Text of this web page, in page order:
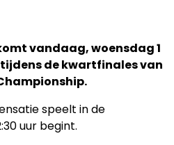
vandaag, woensdag 1
de kwartfinales van
speelt in de
uur begint.